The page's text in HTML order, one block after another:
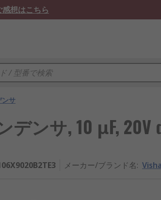
想はこちら
ンサ
ンサ, 10 μF, 20V
メーカー/ブランド名: